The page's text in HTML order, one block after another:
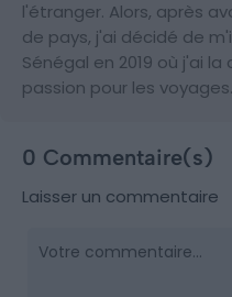
l'étranger. Alors, après
de pays, j'ai décidé de
Sénégal en 2019 où j'ai
passion pour les voyages.
0 Commentaire(s)
Laisser un commentaire